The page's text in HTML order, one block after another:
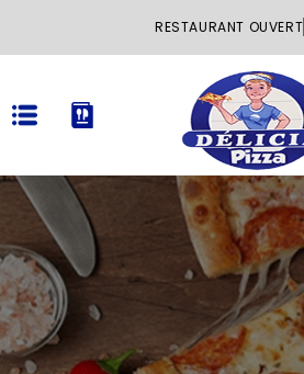
RESTAURANT OUVERT
ACCUEIL
LA CARTE
VOTRE COMPTE